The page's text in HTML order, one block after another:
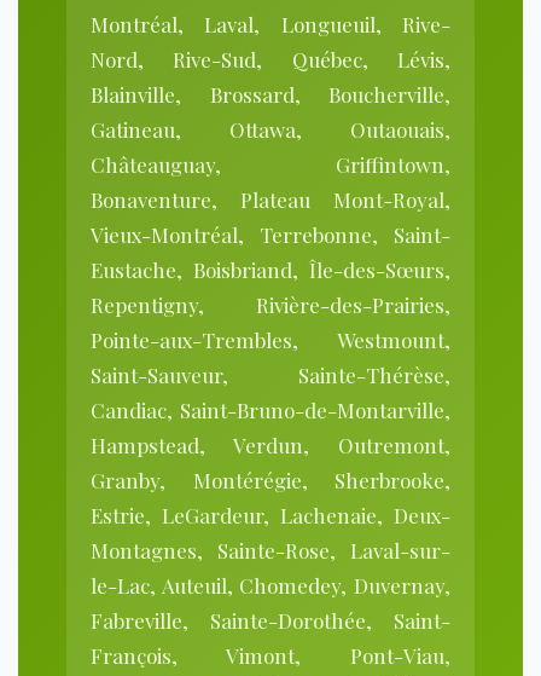
Montréal, Laval, Longueuil, Rive-
Nord, Rive-Sud, Québec, Lévis,
Blainville, Brossard, Boucherville,
Gatineau, Ottawa, Outaouais,
Châteauguay, Griffintown,
Bonaventure, Plateau Mont-Royal,
Vieux-Montréal, Terrebonne, Saint-
Eustache, Boisbriand, Île-des-Sœurs,
Repentigny, Rivière-des-Prairies,
Pointe-aux-Trembles, Westmount,
Saint-Sauveur, Sainte-Thérèse,
Candiac, Saint-Bruno-de-Montarville,
Hampstead, Verdun, Outremont,
Granby, Montérégie, Sherbrooke,
Estrie, LeGardeur, Lachenaie, Deux-
Montagnes, Sainte-Rose, Laval-sur-
le-Lac, Auteuil, Chomedey, Duvernay,
Fabreville, Sainte-Dorothée, Saint-
François, Vimont, Pont-Viau,